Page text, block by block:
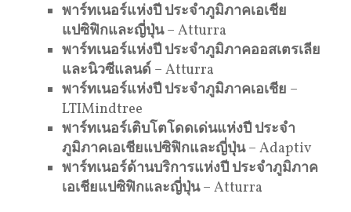
พาร์ทเนอร์แห่งปี ประจำภูมิภาคเอเชีย
แปซิฟิกและญี่ปุ่น– Atturra
พาร์ทเนอร์แห่งปี ประจำภูมิภาคออสเตรเลีย
และนิวซีแลนด์ – Atturra
พาร์ทเนอร์แห่งปี ประจำภูมิภาคเอเชีย –
LTIMindtree
พาร์ทเนอร์เติบโตโดดเด่นแห่งปี ประจำ
ภูมิภาคเอเชียแปซิฟิกและญี่ปุ่น– Adaptiv
พาร์ทเนอร์ด้านบริการแห่งปี ประจำภูมิภาค
เอเชียแปซิฟิกและญี่ปุ่น– Atturra